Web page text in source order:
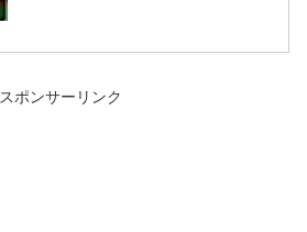
スポンサーリンク